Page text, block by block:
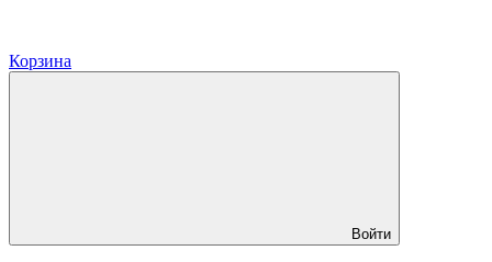
Корзина
Войти